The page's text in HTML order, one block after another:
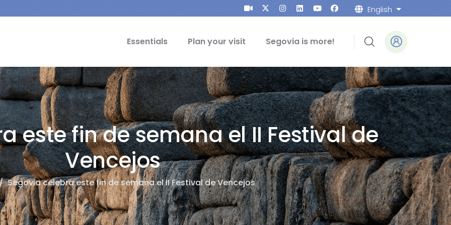
English List
Essentials Plan your visit Segovia is more!
este fin de semana el II Festival de
Vencejos
Segovia celebra este fin de semana el II Festival de Vencejos